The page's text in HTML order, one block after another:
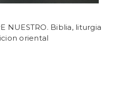
NUESTRO. Biblia, liturgia
oriental